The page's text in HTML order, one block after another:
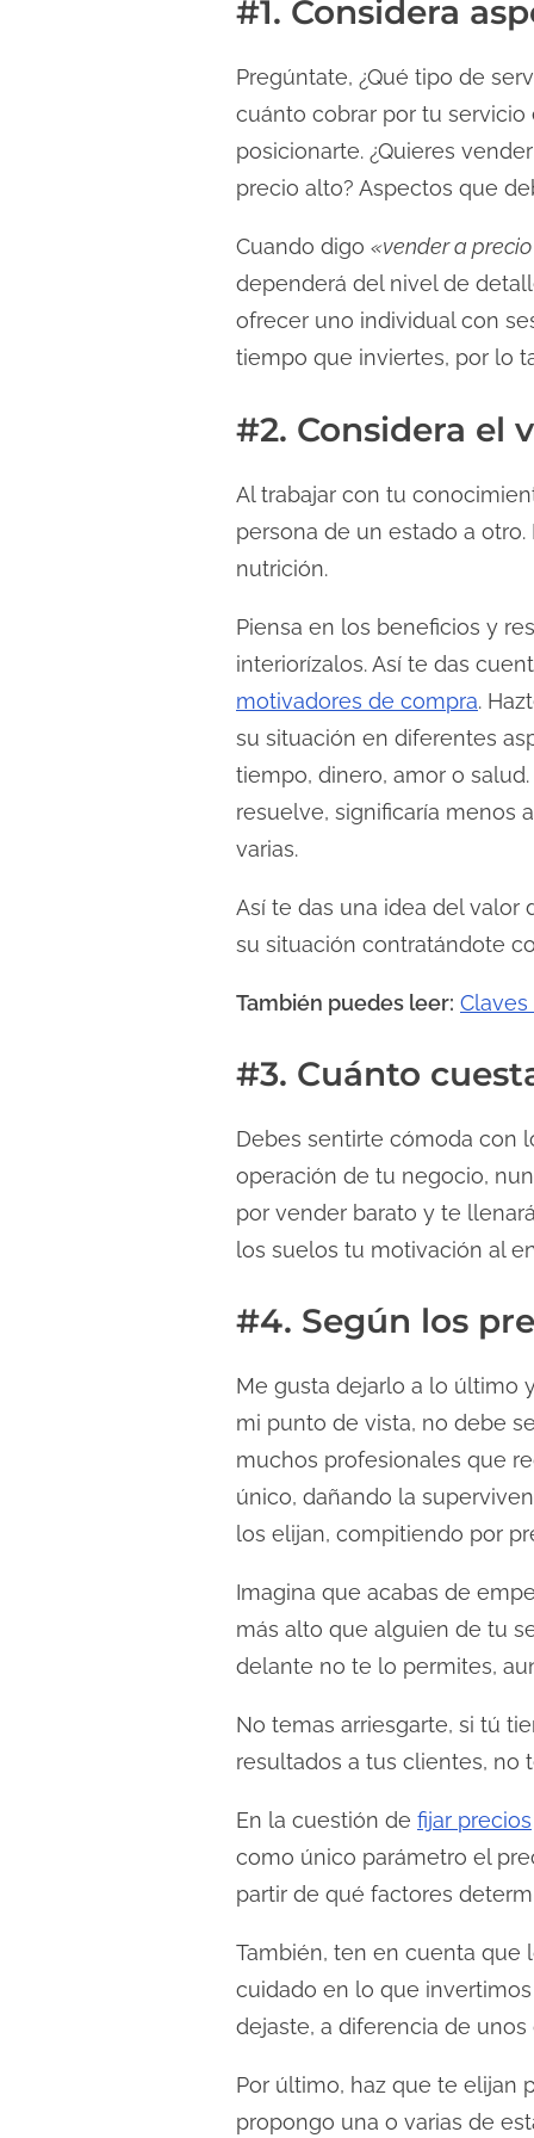
#1. Considera
Pregúntate, ¿Qué tipo de
cuánto cobrar por tu
posicionarte. ¿Quieres
precio alto? Aspectos que
Cuando digo «vender a
dependerá del nivel de
ofrecer uno individual con
tiempo que inviertes, por lo
#2. Considera el
Al trabajar con tu
persona de un estado a
nutrición.
Piensa en los beneficios y
interiorízalos. Así te das
motivadores de compra.
su situación en diferentes
tiempo, dinero, amor o
resuelve, significaría menos
varias.
Así te das una idea del
su situación contratándote
También puedes leer:
#3. Cuánto
Debes sentirte cómoda con
operación de tu negocio,
por vender barato y te
los suelos tu motivación al
#4. Según los
Me gusta dejarlo a lo último
mi punto de vista, no debe
muchos profesionales que
único, dañando la
los elijan, compitiendo por
Imagina que acabas de
más alto que alguien de tu
delante no te lo permites,
No temas arriesgarte, si tú
resultados a tus clientes, no
En la cuestión de fijar precios
como único parámetro el
partir de qué factores
También, ten en cuenta que
cuidado en lo que
dejaste, a diferencia de
Por último, haz que te elijan
propongo una o varias de